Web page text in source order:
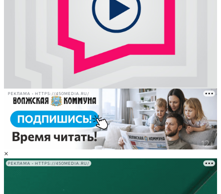
РЕКЛАМА • HTTPS://450MEDIA.RU/
×
РЕКЛАМА • HTTPS://450MEDIA.RU/